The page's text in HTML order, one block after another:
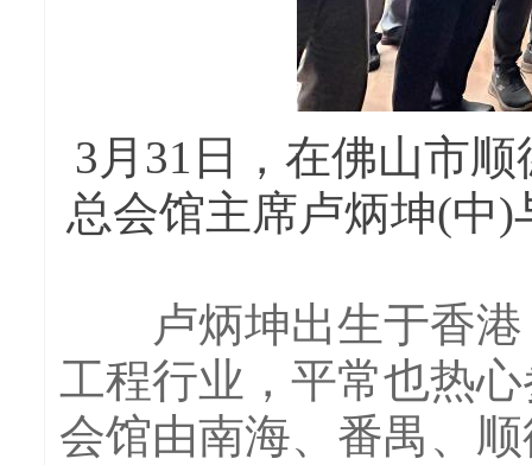
3月31日，在佛山市
总会馆主席卢炳坤(中
卢炳坤出生于香港
工程行业，平常也热
会馆由南海、番禺、